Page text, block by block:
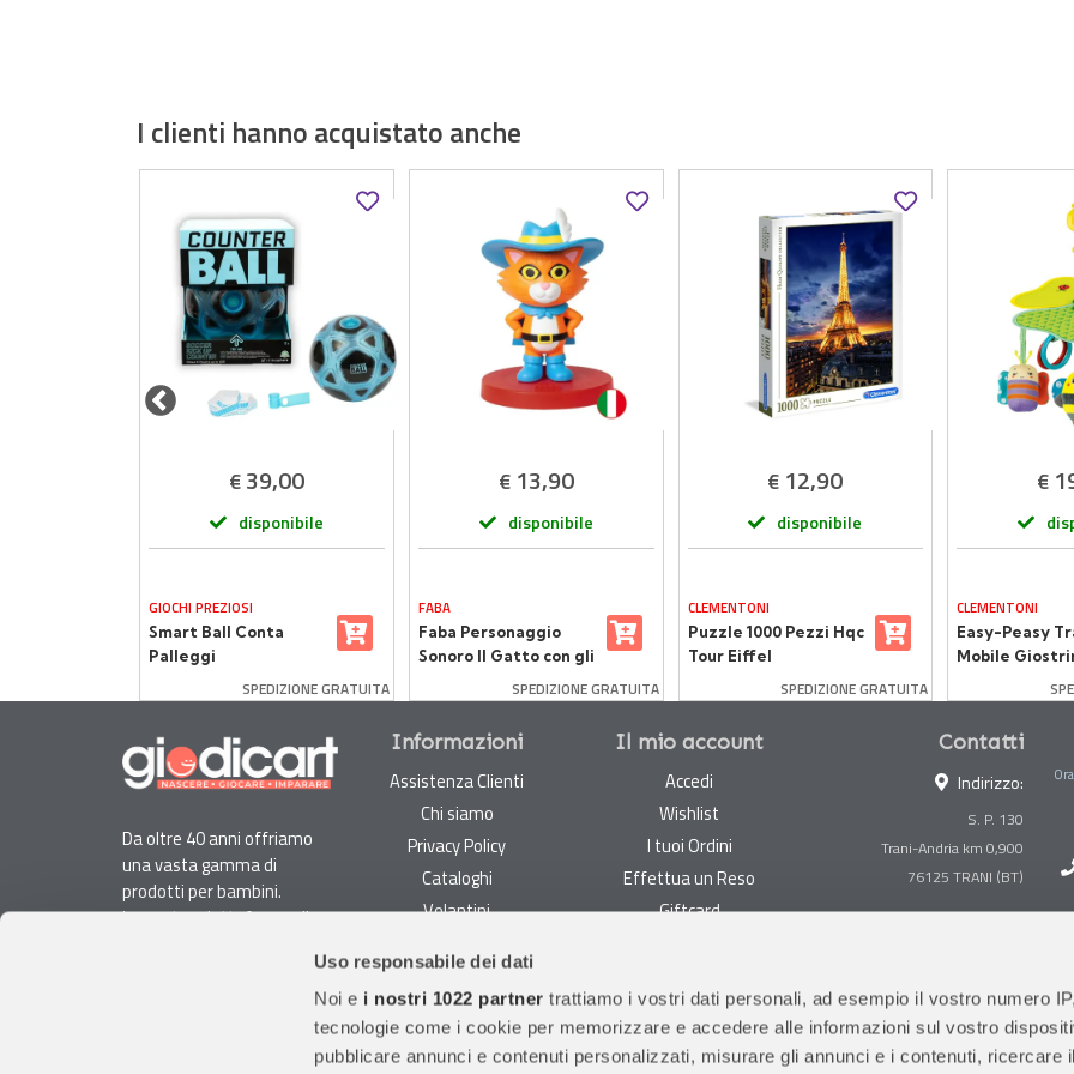
Uso responsabile dei dati
Noi e i nostri 1022 partner trattiamo i vostri dati personali, ad esempio il vostro numero
tecnologie come i cookie per memorizzare e accedere alle informazioni sul vostro
pubblicare annunci e contenuti personalizzati, misurare gli annunci e i contenuti, ricercare
I clienti hanno acquistato anche
€39,00
disponibile
GIOCHI PREZIOSI
Smart Ball Conta
Palleggi
SPEDIZIONE GRATUITA
€ 13,90
disponibile
FABA
Faba Personaggio
Sonoro Il Gatto con gli
SPEDIZIONE GRATUITA
€ 12,90
disponibile
CLEMENTONI
Puzzle 1000 Pezzi Hqc
Tour Eiffel
SPEDIZIONE GRATUITA
€
CLEMENTONI
Easy-Peasy
Mobile
Da oltre 40 anni offriamo
una vasta gamma di
prodotti per bambini.
La nostra piattaforma di
ricerca di giocattoli, articoli
per l'infanzia, cancelleria e
Informazioni
Assistenza Clienti
Chi siamo
Privacy Policy
Cataloghi
Volantini
DURC e Tracciabilità
Rilevazione Misure
Radiatori
Il mio account
Accedi
Wishlist
I tuoi Ordini
Effettua un Reso
Giftcard
Garanzie
Condizioni di vendita
Contatti
Indirizzo:
S. P. 130
Trani-Andria km 0,900
Prima Infanzia: 0883
494858